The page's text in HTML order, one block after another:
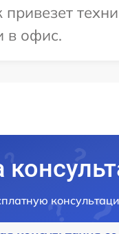
привезет
в офис.